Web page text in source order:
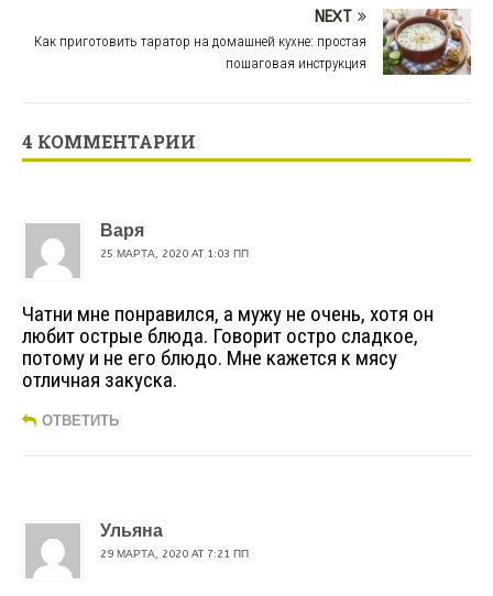
NEXT
Как приготовить таратор на домашней кухне: простая
пошаговая инструкция
4 КОММЕНТАРИИ
Варя
25 МАРТА, 2020 AT 1:03 ПП
Чатни мне понравился, а мужу не очень, хотя он
любит острые блюда. Говорит остро сладкое,
потому и не его блюдо. Мне кажется к мясу
отличная закуска.
ОТВЕТИТЬ
Ульяна
29 МАРТА, 2020 AT 7:21 ПП